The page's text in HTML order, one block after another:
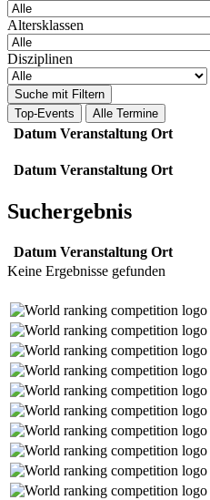
Altersklassen
Disziplinen
Suche mit Filtern
Top-Events
Alle Termine
Datum Veranstaltung Ort
Datum Veranstaltung Ort
Suchergebnis
Datum Veranstaltung Ort
Keine Ergebnisse gefunden